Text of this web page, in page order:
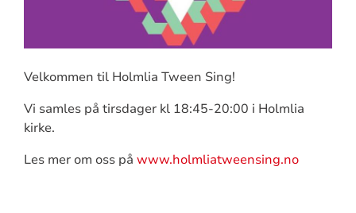
Velkommen til Holmlia Tween Sing!
Vi samles på tirsdager kl 18:45-20:00 i Holmlia
kirke.
Les mer om oss på www.holmliatweensing.no